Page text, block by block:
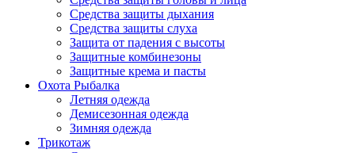
Средства защиты дыхания
Средства защиты слуха
Защита от падения с высоты
Защитные комбинезоны
Защитные крема и пасты
Охота Рыбалка
Летняя одежда
Демисезонная одежда
Зимняя одежда
Трикотаж